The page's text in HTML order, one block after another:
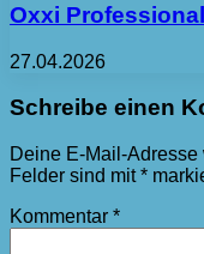
Oxxi
27.04.2026
Schreibe einen
Deine E-Mail-
Felder sind mit*
Kommentar *